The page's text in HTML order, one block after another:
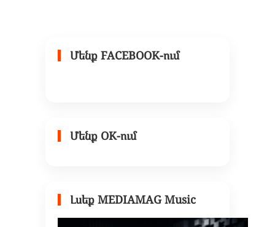
Մենք FACEBOOK-ում
Մենք OK-ում
Լսեք MEDIAMAG Music